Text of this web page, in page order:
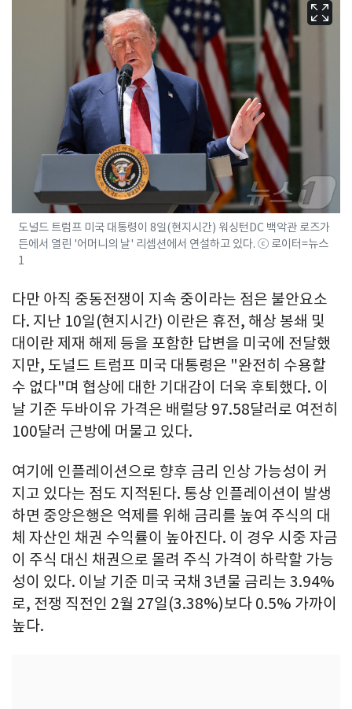
도널드 트럼프 미국 대통령이 8일(현지시간) 워싱턴DC 백악관 로즈가
든에서 열린 '어머니의 날' 리셉션에서 연설하고 있다. ⓒ 로이터=뉴스
1
다만 아직 중동전쟁이 지속 중이라는 점은 불안요소
다. 지난 10일(현지시간) 이란은 휴전, 해상 봉쇄 및
대이란 제재 해제 등을 포함한 답변을 미국에 전달했
지만, 도널드 트럼프 미국 대통령은 "완전히 수용할
수 없다"며 협상에 대한 기대감이 더욱 후퇴했다. 이
날 기준 두바이유 가격은 배럴당 97.58달러로 여전히
100달러 근방에 머물고 있다.
여기에 인플레이션으로 향후 금리 인상 가능성이 커
지고 있다는 점도 지적된다. 통상 인플레이션이 발생
하면 중앙은행은 억제를 위해 금리를 높여 주식의 대
체 자산인 채권 수익률이 높아진다. 이 경우 시중 자금
이 주식 대신 채권으로 몰려 주식 가격이 하락할 가능
성이 있다. 이날 기준 미국 국채 3년물 금리는 3.94%
로, 전쟁 직전인 2월 27일(3.38%)보다 0.5% 가까이
높다.